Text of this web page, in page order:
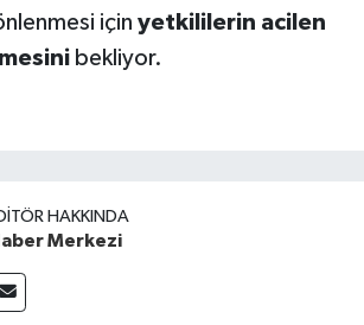
için yetkililerin acilen
bekliyor.
HAKKINDA
Merkezi